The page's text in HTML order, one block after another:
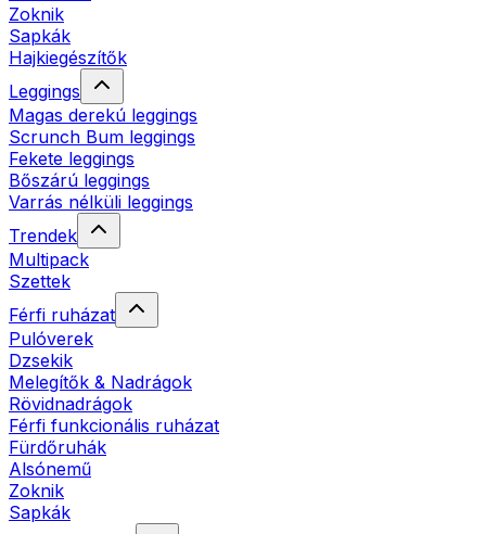
Zoknik
Sapkák
Hajkiegészítők
Leggings
Magas derekú leggings
Scrunch Bum leggings
Fekete leggings
Bőszárú leggings
Varrás nélküli leggings
Trendek
Multipack
Szettek
Férfi ruházat
Pulóverek
Dzsekik
Melegítők & Nadrágok
Rövidnadrágok
Férfi funkcionális ruházat
Fürdőruhák
Alsónemű
Zoknik
Sapkák